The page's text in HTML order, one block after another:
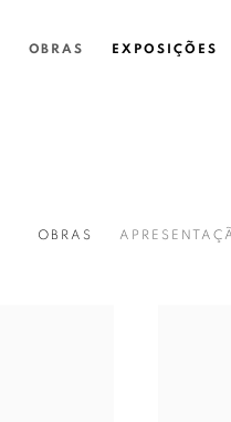
OBRAS EXPOSIÇÕES
OBRAS